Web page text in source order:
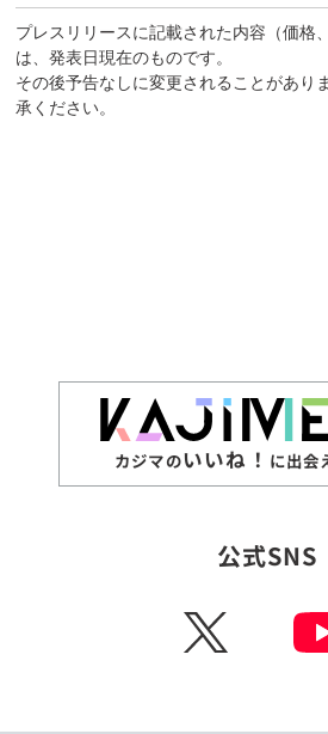
プレスリリースに記載された内容（価格
は、発表日現在のものです。
その後予告なしに変更されることがあり
承ください。
カジマのいいね！ に出会
公式SNS
X